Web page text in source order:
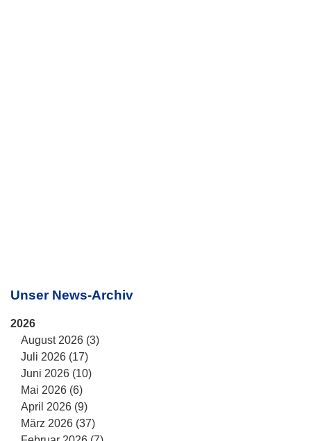
Unser News-Archiv
2026
August 2026 (3)
Juli 2026 (17)
Juni 2026 (10)
Mai 2026 (6)
April 2026 (9)
März 2026 (37)